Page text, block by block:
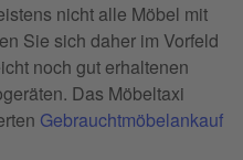
nicht alle Möbel mit
Sie sich daher im Vorfeld
noch gut erhaltenen
Das Möbeltaxi
Gebrauchtmöbelankauf